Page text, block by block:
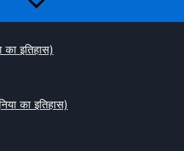
इतिहास)
का इतिहास)